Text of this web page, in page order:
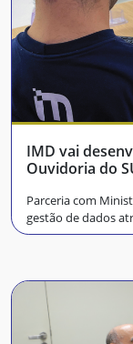
IMD vai
Ouvidoria do
Parceria com
gestão de dados